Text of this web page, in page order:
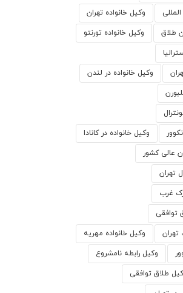
وکیل خانواده تهران
طلاق وکیل خانواده تورنتو
وکیل خانواده در لندن
وکیل خانواده در کانادا
عالی کشور
تهران
غرب
توافقی
تهران وکیل خانواده مهریه
وکیل رابطه نامشروع
طلاق توافقی